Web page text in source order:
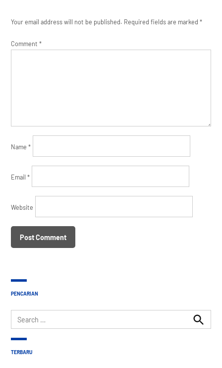
Your email address will not be published. Required fields are marked*
Comment*
Name*
Email*
Website
PENCARIAN
Search
for:
Search
TERBARU